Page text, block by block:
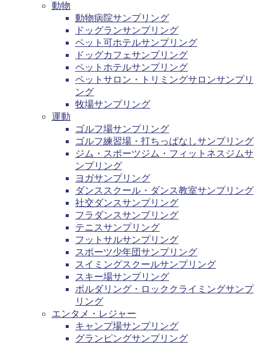
動物
動物病院サンプリング
ドッグランサンプリング
ペット可ホテルサンプリング
ドッグカフェサンプリング
ペットホテルサンプリング
ペットサロン・トリミングサロンサンプリ
ング
牧場サンプリング
運動
ゴルフ場サンプリング
ゴルフ練習場・打ちっぱなしサンプリング
ジム・スポーツジム・フィットネスジムサ
ンプリング
ヨガサンプリング
ダンススクール・ダンス教室サンプリング
社交ダンスサンプリング
フラダンスサンプリング
テニスサンプリング
フットサルサンプリング
スポーツ少年団サンプリング
スイミングスクールサンプリング
スキー場サンプリング
ボルダリング・ロッククライミングサンプ
リング
エンタメ・レジャー
キャンプ場サンプリング
グランピングサンプリング